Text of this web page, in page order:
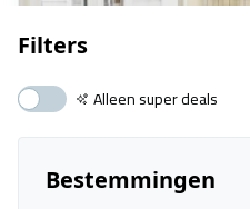
Filters
Alleen super deals
Bestemmingen